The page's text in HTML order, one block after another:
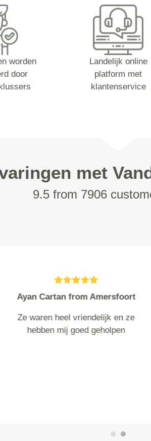
worden
door
Landelijk online
platform met
klantenservice
met
9.5 from 7906
marni from
Geweldig en snel
herhaling vatbaar